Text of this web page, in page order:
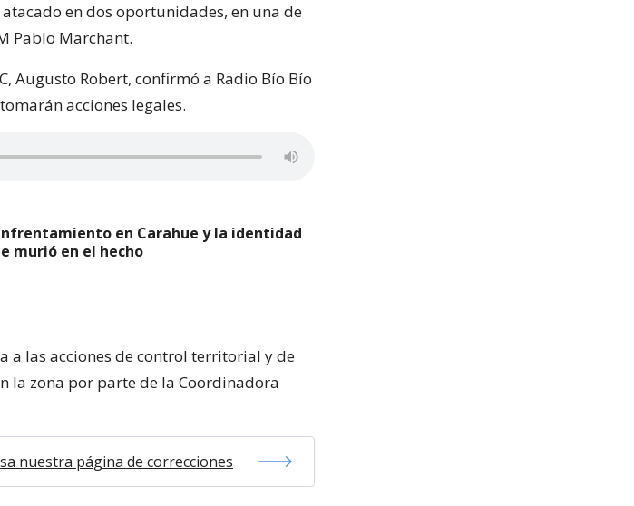
en dos oportunidades, en una de
Pablo Marchant.
Augusto Robert, confirmó a Radio Bío Bío
acciones legales.
en Carahue y la identidad
murió en el hecho
a las acciones de control territorial y de
la zona por parte de la Coordinadora
nuestra página de correcciones